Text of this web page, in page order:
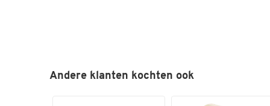
Andere klanten kochten ook